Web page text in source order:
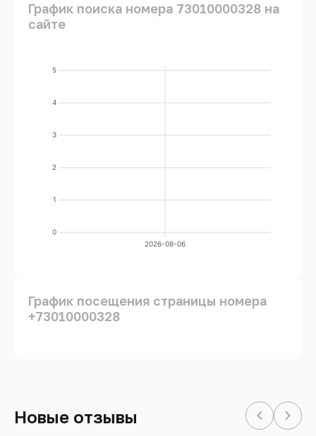
График поиска номера 73010000328 на
сайте
0
1
2
3
4
5
2026-08-06
График посещения страницы номера
+73010000328
Новые отзывы